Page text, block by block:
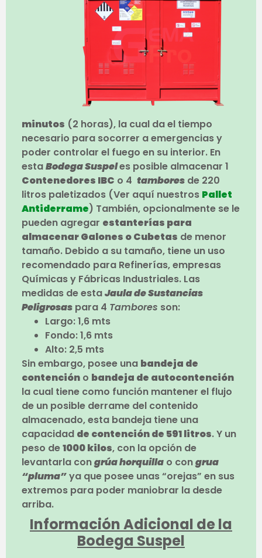
minutos (2 horas), la cual da el tiempo
necesario para socorrer a emergencias y
poder controlar el fuego en su interior. En
estaBodega Suspeles posible almacenar 1
Contenedores IBC o 4tambores de 220
litros paletizados (Ver aquí nuestros Pallet
Antiderrame) También, opcionalmente se le
pueden agregar estanterías para
almacenar Galones o Cubetas de menor
tamaño. Debido a su tamaño, tiene un uso
recomendado para Refinerías, empresas
Químicas y Fábricas Industriales. Las
medidas de estaJaula de Sustancias
Peligrosas para 4 Tambores son:
Largo: 1,6 mts
Fondo: 1,6 mts
Alto: 2,5 mts
Sin embargo, posee una bandeja de
contención o bandeja de autocontención
la cual tiene como función mantener el flujo
de un posible derrame del contenido
almacenado, esta bandeja tiene una
capacidad de contención de 591 litros. Y un
peso de1000 kilos, con la opción de
levantarla congrúa horquilla o congrua
“pluma”ya que posee unas “orejas” en sus
extremos para poder maniobrar la desde
arriba.
Información Adicional de la
Bodega Suspel